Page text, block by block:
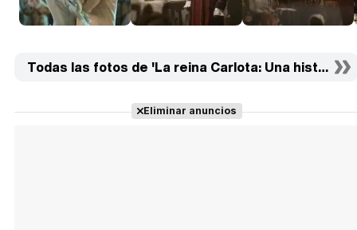
Todas las fotos de 'La reina Carlota: Una historia
Eliminar anuncios